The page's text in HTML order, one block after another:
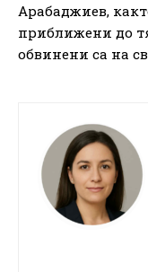
Арабаджиев,
приближени до
обвинени са на